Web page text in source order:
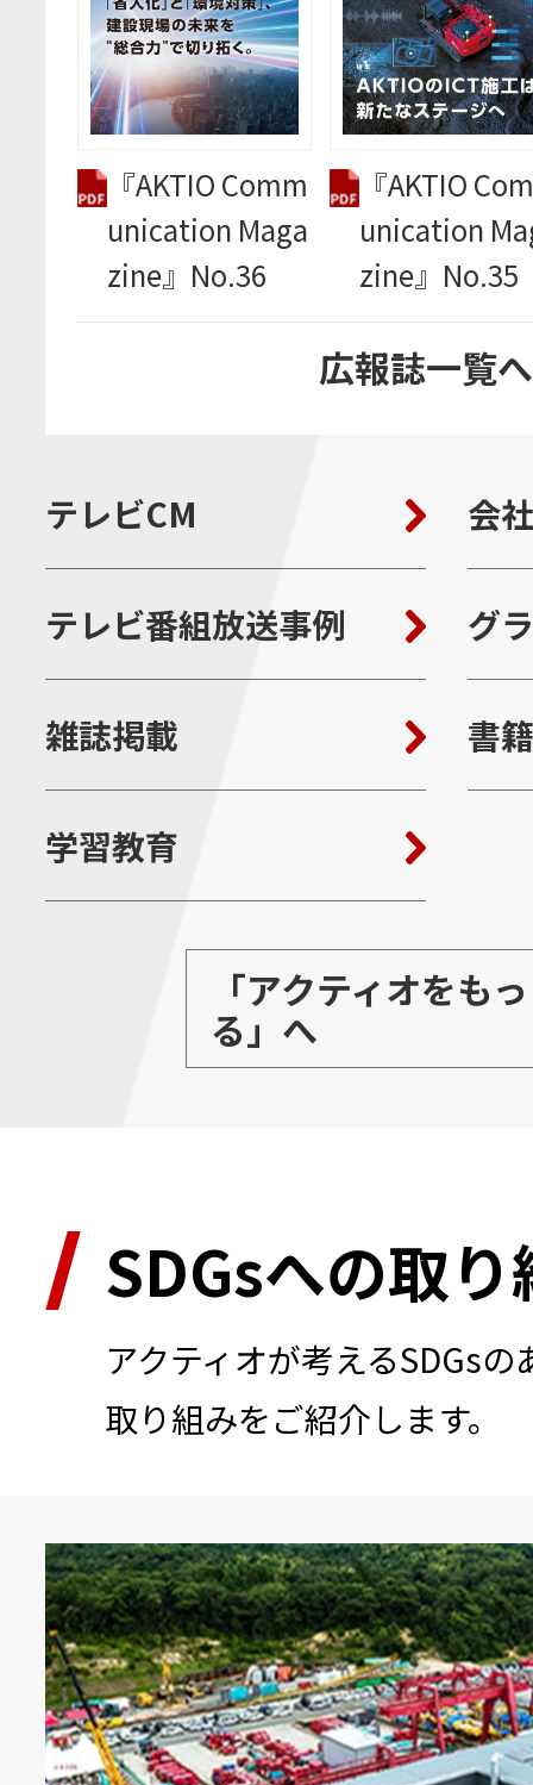
『AKTIO Comm
unication Maga
zine』No.36
『AKTIO
unication
zine』No.35
広報誌一覧へ
テレビCM 会
テレビ番組放送事例 グ
雑誌掲載 書
学習教育
「アクティオをも
る」へ
SDGsへの取り
アクティオが考えるSDGs
取り組みをご紹介します。